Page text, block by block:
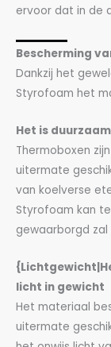
ervoor dat in de
Bescherming
Dankzij het
Styrofoam het
Het is duurzaam
Thermoboxen
uitermate
van koelverse
Styrofoam kan
gewaarborgd zal
licht in gewicht
Het materiaal
uitermate